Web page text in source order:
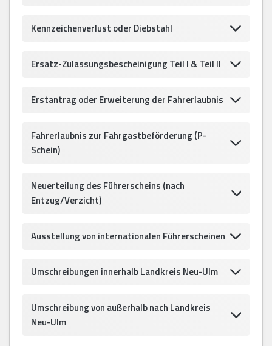
Kennzeichenverlust oder Diebstahl
Ersatz-Zulassungsbescheinigung Teil I & Teil II
Erstantrag oder Erweiterung der Fahrerlaubnis
Fahrerlaubnis zur Fahrgastbeförderung (P-
Schein)
Neuerteilung des Führerscheins (nach
Entzug/Verzicht)
Ausstellung von internationalen Führerscheinen
Umschreibungen innerhalb Landkreis Neu-Ulm
Umschreibung von außerhalb nach Landkreis
Neu-Ulm